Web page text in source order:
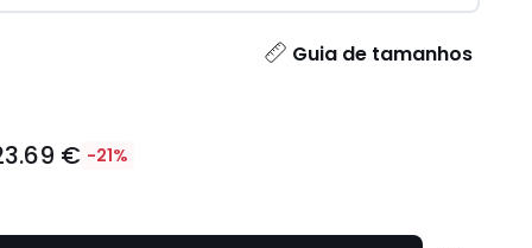
Guia de tamanhos
€ -21%